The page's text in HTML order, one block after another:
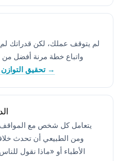
لم يتوقف عملك، لكن قدراتك لم
واتباع خطة مرنة أفضل من
تحقيق التوازن بين العمل والعلاج →
يتعامل كل شخص مع المواقف
ومن الطبيعي أن تحدث
الأطباء أو «ماذا نقول